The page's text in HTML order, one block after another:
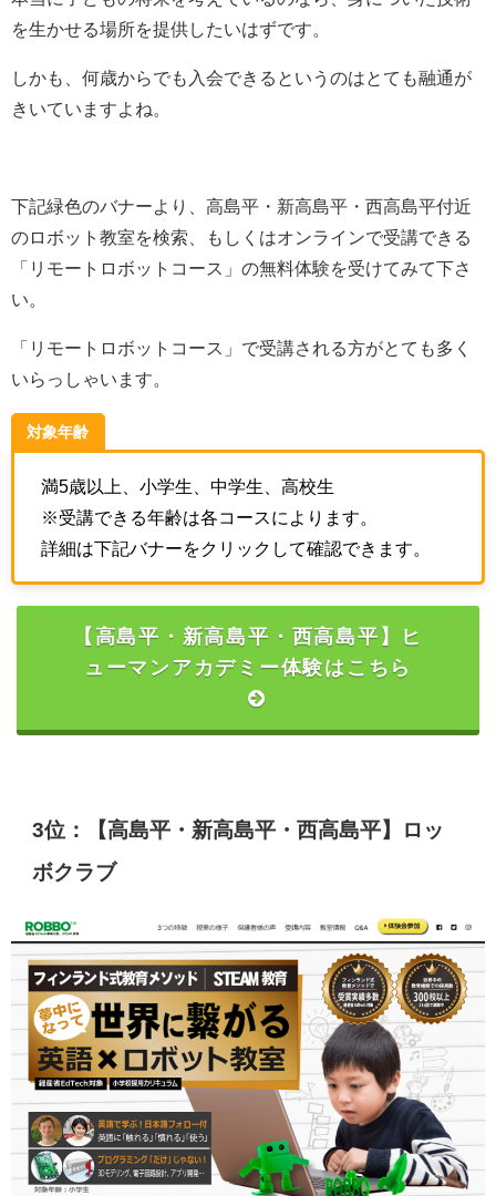
を生かせる場所を提供したいはずです。
しかも、何歳からでも入会できるというのはとても融通が
きいていますよね。
下記緑色のバナーより、高島平・新高島平・西高島平付近
のロボット教室を検索、もしくはオンラインで受講できる
「リモートロボットコース」の無料体験を受けてみて下さ
い。
「リモートロボットコース」で受講される方がとても多く
いらっしゃいます。
対象年齢
満5歳以上、小学生、中学生、高校生
※受講できる年齢は各コースによります。
詳細は下記バナーをクリックして確認できます。
【高島平・新高島平・西高島平】ヒ
ューマンアカデミー体験はこちら
3位：【高島平・新高島平・西高島平】ロッ
ボクラブ